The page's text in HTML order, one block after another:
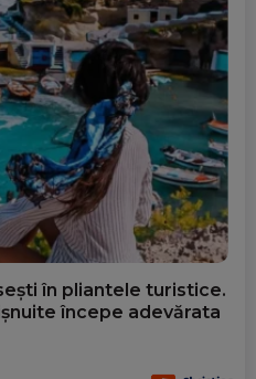
în pliantele turistice.
începe adevărata